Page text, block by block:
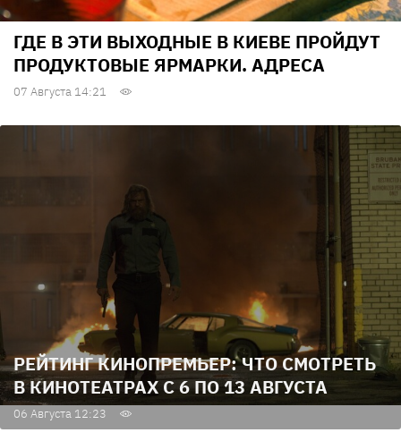
ГДЕ В ЭТИ ВЫХОДНЫЕ В КИЕВЕ ПРОЙДУТ
ПРОДУКТОВЫЕ ЯРМАРКИ. АДРЕСА
07 Августа 14:21
РЕЙТИНГ КИНОПРЕМЬЕР: ЧТО СМОТРЕТЬ
В КИНОТЕАТРАХ С 6 ПО 13 АВГУСТА
06 Августа 12:23